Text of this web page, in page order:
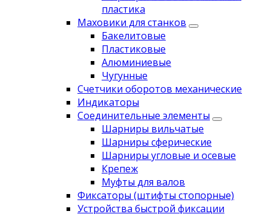
пластика
Маховики для станков
Бакелитовые
Пластиковые
Алюминиевые
Чугунные
Счетчики оборотов механические
Индикаторы
Соединительные элементы
Шарниры вильчатые
Шарниры сферические
Шарниры угловые и осевые
Крепеж
Муфты для валов
Фиксаторы (штифты стопорные)
Устройства быстрой фиксации